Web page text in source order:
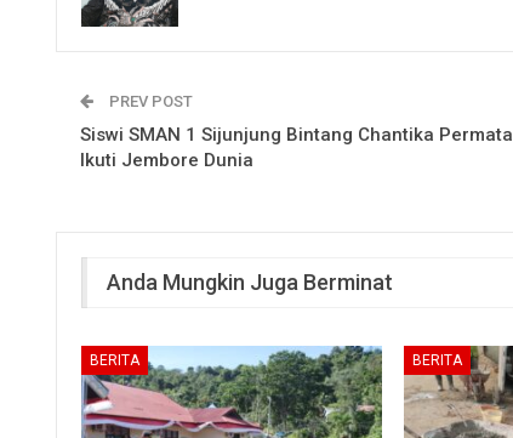
PREV POST
Siswi SMAN 1 Sijunjung Bintang Chantika Permata
Ikuti Jembore Dunia
Anda Mungkin Juga Berminat
BERITA BERITA